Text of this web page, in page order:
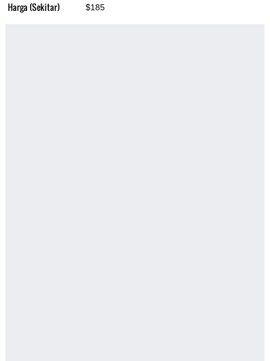
Harga (Sekitar) $185